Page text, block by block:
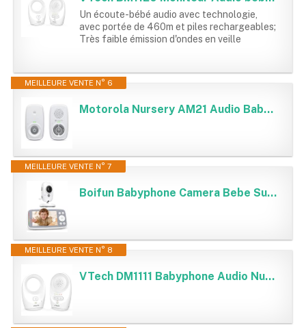
Un écoute-bébé audio avec technologie,
avec portée de 460m et piles rechargeables;
Très faible émission d'ondes en veille
MEILLEURE VENTE N° 6
Motorola Nursery AM21 Audio Baby Monitor - Moniteur numérique avec Technologie DECT pour la Surveillance Audio - Longue portée - Microphone Haute sensibilité - Blanc
MEILLEURE VENTE N° 7
Boifun Babyphone Camera Bebe Surveillance sans WiFi, Vision Nocturne Infrarouge Invisible,4 Pouces, HD 720P, Interphone Bidirectionnel, Berceuses, Détecteur Température/Son, Zoom 3x, Rappel de Biberon
MEILLEURE VENTE N° 8
VTech DM1111 Babyphone Audio Numérique – Technologie DECT, Affichage du Niveau de Bruit, Clip Ceinture et Bien Plus – Unité Parentale et Unité Bébé